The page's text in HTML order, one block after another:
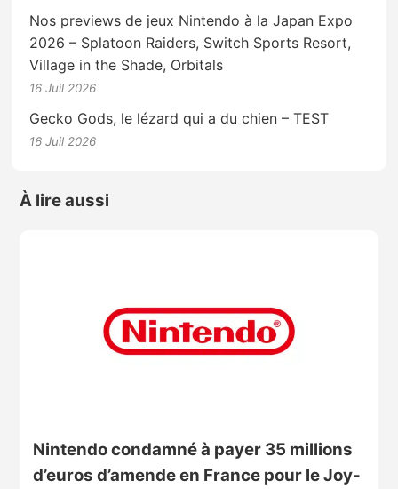
Nos previews de jeux Nintendo à la Japan Expo
2026 – Splatoon Raiders, Switch Sports Resort,
Village in the Shade, Orbitals
16 Juil 2026
Gecko Gods, le lézard qui a du chien – TEST
16 Juil 2026
À lire aussi
Nintendo condamné à payer 35 millions
d’euros d’amende en France pour le Joy-